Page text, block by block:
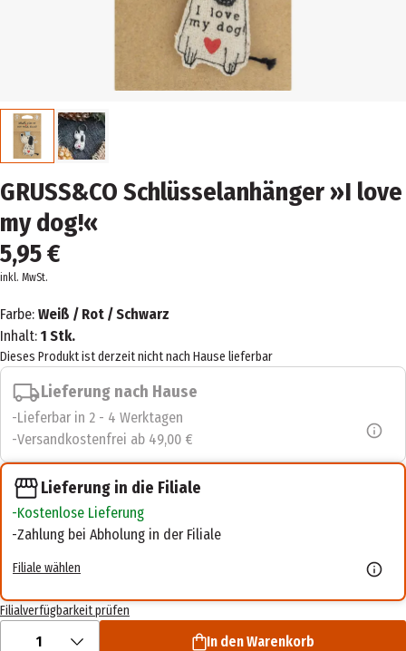
GRUSS&CO Schlüsselanhänger »I love
my dog!«
5,95 €
inkl. MwSt.
Farbe: Weiß / Rot / Schwarz
Inhalt: 1 Stk.
Dieses Produkt ist derzeit nicht nach Hause lieferbar
Lieferung nach Hause
Lieferbar in 2 - 4 Werktagen
Versandkostenfrei ab 49,00 €
Lieferung in die Filiale
Kostenlose Lieferung
Zahlung bei Abholung in der Filiale
Filiale wählen
Filialverfügbarkeit prüfen
1 In den Warenkorb